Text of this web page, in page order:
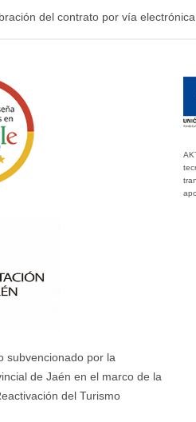
del contrato por vía
subvencionado por la
de Jaén en el marco de la
del Turismo